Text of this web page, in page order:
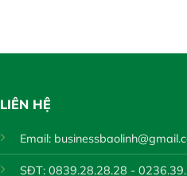
LIÊN HỆ
Email:
SĐT: 0839.28.28.28 -